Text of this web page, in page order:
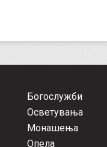
Богослужби
Осветувања
Монашења
Опела